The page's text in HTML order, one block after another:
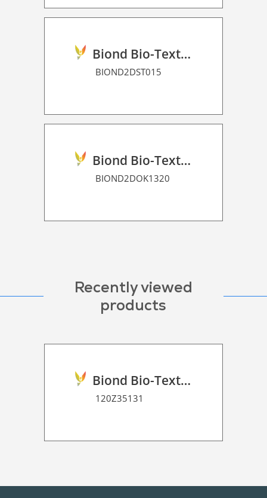
Biond Bio-Texture Decor Film 2D P HT
BIOND2DST015
Biond Bio-Texture Decor Film 2D P HT
BIOND2DOK1320
Recently viewed
products
Biond Bio-Texture Decor Film 2D P HT
120Z35131